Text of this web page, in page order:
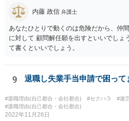
又聞きの情報だけをもとに回答するのは
す。
内藤 政信 弁護士
あなたひとりで動くのは危険だから、仲
に対して 顧問解任願を出すといいでしょ
て書くといいでしょう。
9 退職し失業手当申請で困って
#退職理由(自己都合・会社都合) #セクハラ #過
#退職理由(自己都合・会社都合)
2022年11月26日